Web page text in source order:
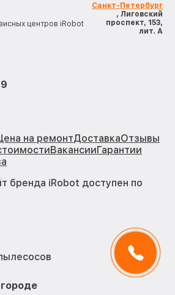
центров iRobot
Санкт-Петербург
, Лиговский
проспект, 153,
лит. А
на ремонтДоставкаОтзывы
ВакансииГарантии
бренда iRobot доступен по